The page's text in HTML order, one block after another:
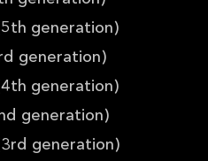
generation)
generation)
generation)
generation)
generation)